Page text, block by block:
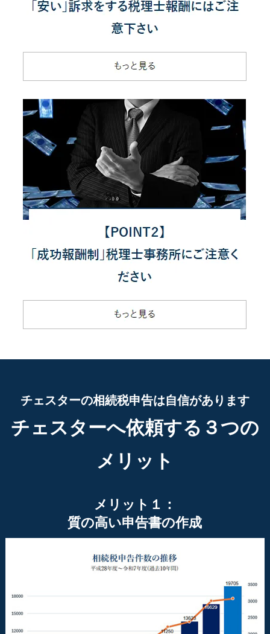
チェスターの相続税申告は自信があります
チェスターへ依頼する３つの
メリット
メリット１：
質の高い申告書の作成